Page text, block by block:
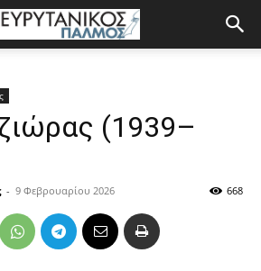
(1939–
- 9 Φεβρουαρίου 2026 668